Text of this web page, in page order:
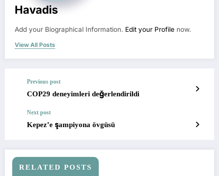
Havadis
Add your Biographical Information. Edit your Profile now.
View All Posts
Previous post
COP29 deneyimleri değerlendirildi
Next post
Kepez’e şampiyona övgüsü
RELATED POSTS